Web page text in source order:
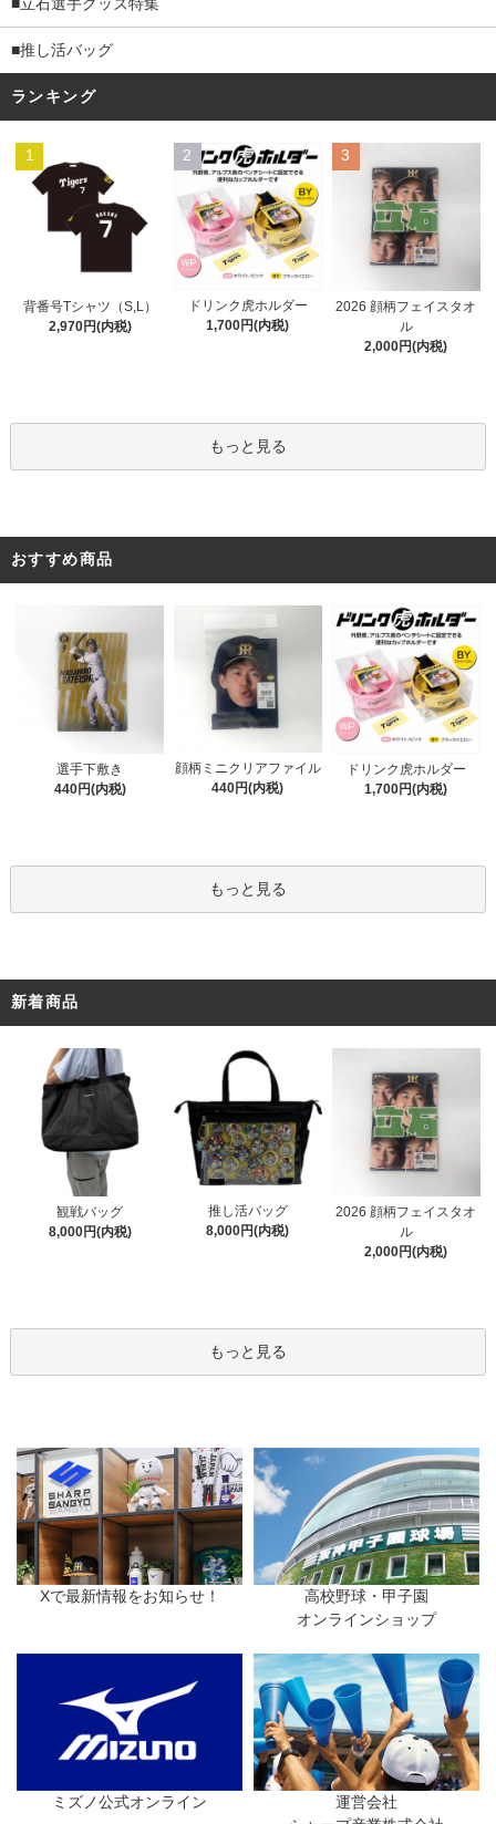
■推し活バッグ
ランキング
1
背番号Tシャツ（S,L）
2,970円(内税)
2
ドリンク虎ホルダー
1,700円(内税)
3
2026 顔柄フェイスタオ
ル
2,000円(内税)
もっと見る
おすすめ商品
選手下敷き
440円(内税)
顔柄ミニクリアファイル
440円(内税)
ドリンク虎ホルダー
1,700円(内税)
もっと見る
新着商品
観戦バッグ
8,000円(内税)
推し活バッグ
8,000円(内税)
2026 顔柄フェイスタオ
ル
2,000円(内税)
もっと見る
Xで最新情報をお知らせ！
高校野球・甲子園
オンラインショップ
ミズノ公式オンライン
運営会社